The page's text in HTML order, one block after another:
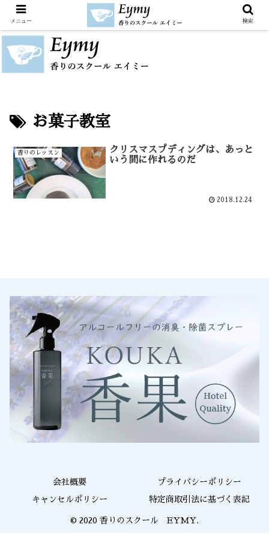
お菓子教室
香りのレッスン
クリスマスプディングは、あっと
いう間に作れるのだ
2018.12.24
会社概要 プライバシーポリシー
キャンセルポリシー 特定商取引法に基づく表記
© 2020 香りのスクール EYMY.
メニュー 検索